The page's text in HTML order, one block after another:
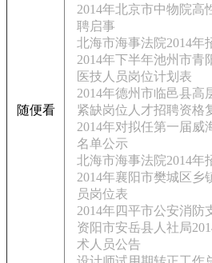
随便看
2014年北京市中物院高
聘启事
北海市海事法院2014年
2014年下半年池州市青
医技人员岗位计划表
2014年德州市临邑县高
紧缺岗位人才招聘资格
2014年对拟任第一届威
名单公示
北海市海事法院2014年
2014年襄阳市樊城区乡
员岗位表
2014年四平市公安消防
资阳市安岳县人社局
术人员公告